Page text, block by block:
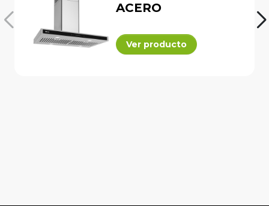
ACERO
Ver producto